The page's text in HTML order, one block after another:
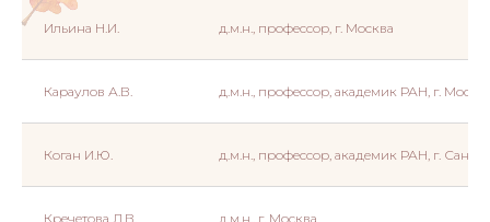
Ильина Н.И. д.м.н., профессор, г. Москва
Караулов А.В. д.м.н., профессор, академик РАН, г.
Коган И.Ю. д.м.н., профессор, академик РАН, г.
Кречетова Л.В. д.м.н., г. Москва